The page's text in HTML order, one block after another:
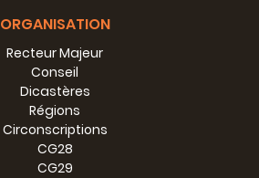
ORGANISATION
Recteur Majeur
Conseil
Dicastères
Régions
Circonscriptions
CG28
CG29